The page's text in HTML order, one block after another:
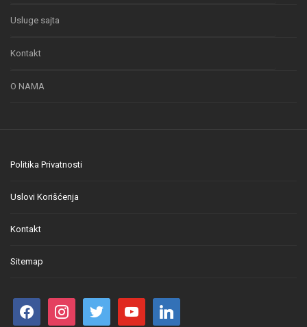
Usluge sajta
Kontakt
O NAMA
Politika Privatnosti
Uslovi Korišćenja
Kontakt
Sitemap